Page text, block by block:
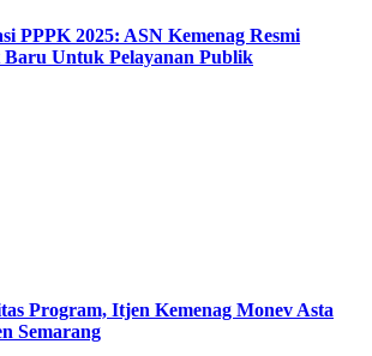
PPPK 2025: ASN Kemenag Resmi
Baru Untuk Pelayanan Publik
Program, Itjen Kemenag Monev Asta
Semarang